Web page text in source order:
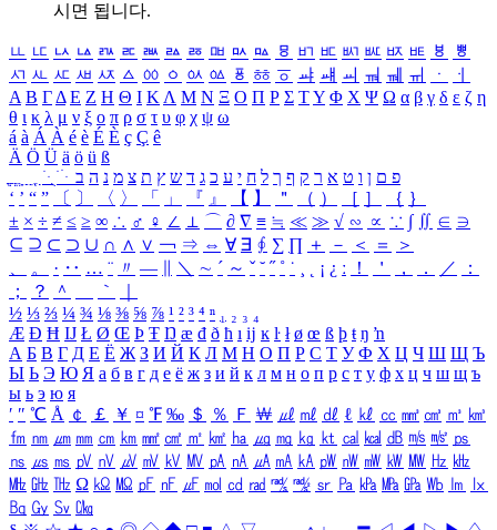
시면 됩니다.
ㅥ ㅦ ㅧ ㅨ ㅩ ㅪ ㅫ ㅬ ㅭ ㅮ ㅯ ㅰ ㅱ ㅲ ㅳ ㅴ ㅵ ㅶ ㅷ ㅸ
ㅹ
ㅺ ㅻ ㅼ ㅽ ㅾ ㅿ ㆀ ㆁ ㆂ ㆃ ㆄ ㆅ ㆆ ㆇ ㆈ ㆉ ㆊ ㆋ ㆌ ㆍ
ㆎ
Α Β ΓΔ Ε Ζ Η Θ Ι ΚΛ Μ Ν Ξ Ο Π Ρ Σ ΤΥ Φ Χ Ψ Ω α β γ δ ε ζ η
θ ι κ λ μ ν ξ ο π ρ σ τ υ φ χ ψ ω
á à Á À é è É È ç Ç ê
Ä Ö Ü ä ö ü ß
ִֶֹ ֻּ ׁׂ פ ם ן ו ט א ר ק ף ך ל ח י ע כ ג ד ש ץ ת צ מ נ ה ב
‘ ’ “ ” 〔 〕 〈 〉 「 」 『 』 【 】 ＂ （ ） ［ ］ ｛ ｝
± × ÷ ≠ ≤ ≥ ∞ ∴ ♂ ♀ ∠ ⊥ ⌒ ∂ ∇ ≡ ≒ ≪ ≫ √ ∽ ∝ ∵ ∫ ∬ ∈ ∋
⊆ ⊇ ⊂ ⊃ ∪ ∩ ∧ ∨ ￢ ⇒ ⇔ ∀ ∃ ∮ ∑ ∏ ＋ － ＜ ＝
＞
、
。 · ‥ … ¨ 〃 ― ＼ ∼ ´ ～ ˇ ˘ ˝ ˚ ˙ ¸ ¡ ¿ ː ！ ＇ ， ． ／
：
；
？ ＾ ｀
½ ⅓ ⅔ ¼ ¾ ⅛ ⅜ ⅝ ⅞ ¹ ² ³ ⁴ ⁿ ₁ ₂ ₃ ₄
Æ Ð Ħ Ĳ Ł Ø Œ Þ Ŧ Ŋ æ đ ð ħ ı ĳ ĸ ŀ ł ø œ ß þ ŧ ŋ ŉ
А Б В Г Д Е Ё Ж З И Й К Л М Н О П Р С Т У Ф Х Ц Ч Ш Щ Ъ
Ы Ь Э Ю Я а б в г д е ё ж з и й к л м н о п р с т у ф х ц ч ш щ ъ
ы ь э ю я
′ ″ ℃ Å ￠ ￡ ￥ ¤ ℉ ‰ ＄ ％ Ｆ ￦ ㎕ ㎖ ㎗ ℓ ㎘ ㏄ ㎣ ㎤ ㎥ ㎦
㎙ ㎚ ㎛ ㎜ ㎝ ㎞ ㎟ ㎠ ㎡ ㎢ ㏊ ㎍ ㎎ ㎏ ㏏ ㎈ ㎉ ㏈ ㎧ ㎨ ㎰
㎱ ㎲ ㎳ ㎴ ㎵ ㎶ ㎷ ㎸ ㎹ ㎀ ㎁ ㎂ ㎃ ㎄ ㎺ ㎻ ㎽ ㎾ ㎿ ㎐ ㎑
㎒ ㎓ ㎔ Ω ㏀ ㏁ ㎊ ㎋ ㎌ ㏖ ㏅ ㎭ ㎮ ㎯ ㏛ ㎩ ㎪ ㎫ ㎬ ㏝ ㏐
㏓
㏃ ㏉ ㏜ ㏆